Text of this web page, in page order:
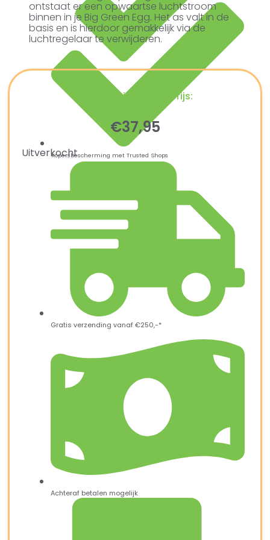
Kopersbescherming met Trusted Shops
ontstaat er een opwaartse luchtstroom
binnen in je Big Green Egg. Het as valt in de
basis en is hierdoor gemakkelijk via de
luchtregelaar te verwijderen.
Ultiem Buitenleven prijs:
€37,95
Uitverkocht
Gratis verzending vanaf €250,-*
Achteraf betalen mogelijk